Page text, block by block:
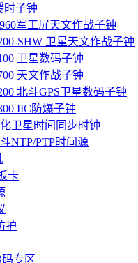
时子钟
军工屏天文作战子钟
SHW 卫星天文作战子钟
卫星数码子钟
天文作战子钟
北斗GPS卫星数码子钟
IIC防爆子钟
卫星时间同步时钟
NTP/PTP时间源
卡
护
专区